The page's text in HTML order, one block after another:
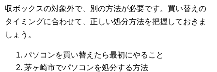
収ボックスの対象外で、別の方法が必要です。買い替えの
タイミングに合わせて、正しい処分方法を把握しておきま
しょう。
パソコンを買い替えたら最初にやること
茅ヶ崎市でパソコンを処分する方法